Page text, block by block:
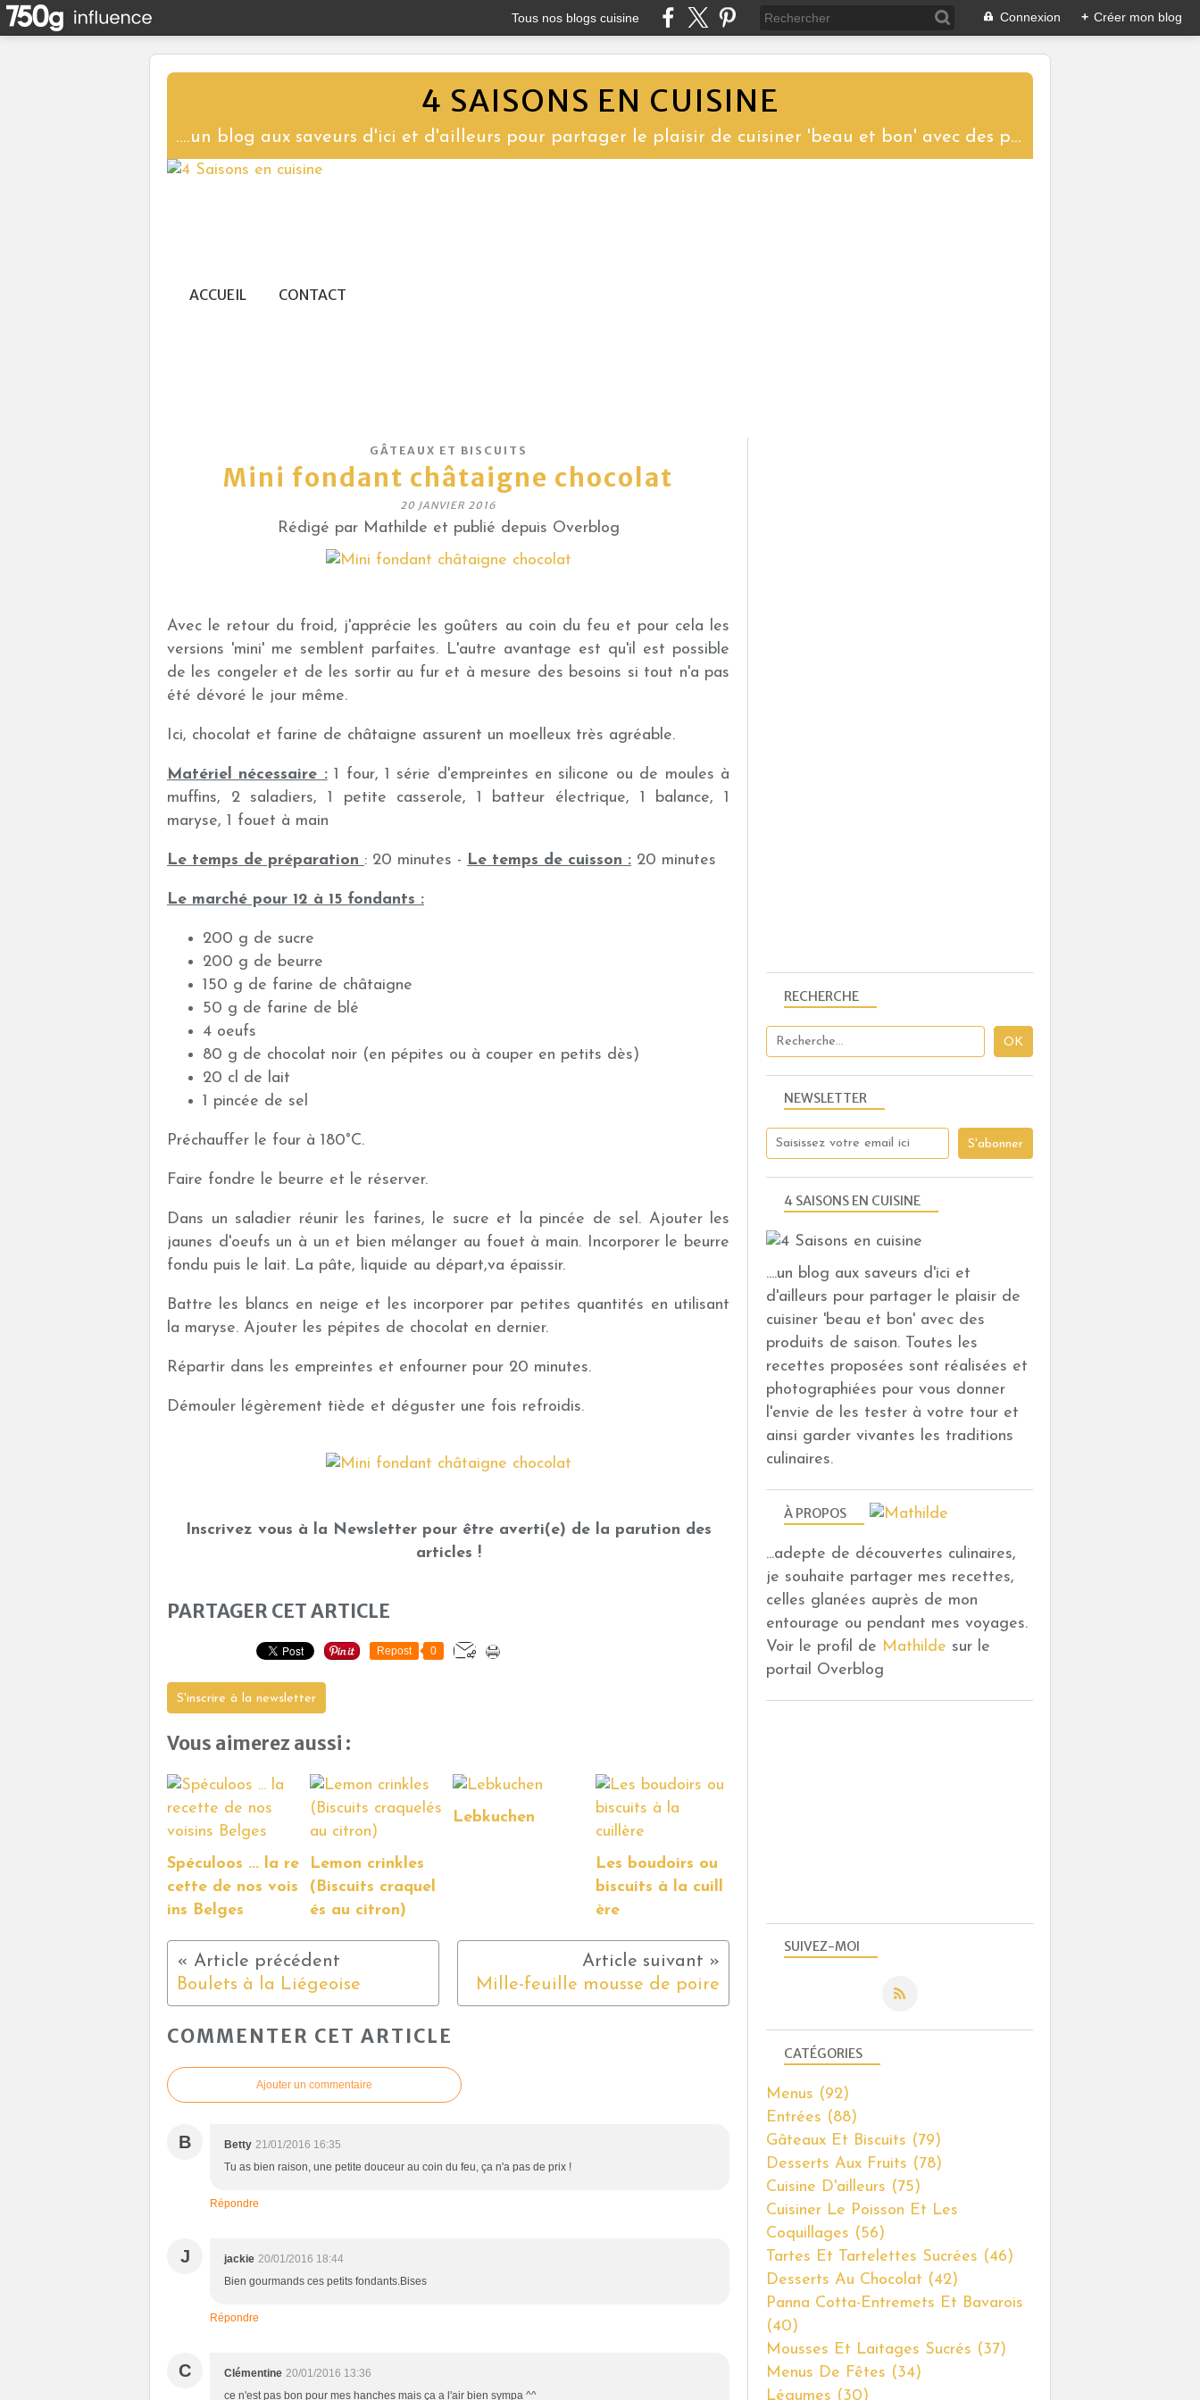
Tous nos blogs cuisine Connexion + Créer mon blog
4 SAISONS EN CUISINE
....un blog aux saveurs d'ici et d'ailleurs pour partager le plaisir de cuisiner 'beau et bon' avec des produits de saison. Toutes les recettes proposées sont réalisées et photographiées pour vous donner l'envie de les tester à votre tour et ainsi garder vivantes les traditions culinaires.
ACCUEIL CONTACT
GÂTEAUX ET BISCUITS
Mini fondant châtaigne chocolat
20 JANVIER 2016
Rédigé par Mathilde et publié depuis Overblog
Avec le retour du froid, j'apprécie les goûters au coin du feu et pour cela les
versions 'mini' me semblent parfaites. L'autre avantage est qu'il est possible
de les congeler et de les sortir au fur et à mesure des besoins si tout n'a pas
été dévoré le jour même.
Ici, chocolat et farine de châtaigne assurent un moelleux très agréable.
Matériel nécessaire :1 four, 1 série d'empreintes en silicone ou de moules à
muffins, 2 saladiers, 1 petite casserole, 1 batteur électrique, 1 balance, 1
maryse, 1 fouet à main
Le temps de préparation : 20 minutes - Le temps de cuisson : 20 minutes
Le marché pour 12 à 15 fondants :
200 g de sucre
200 g de beurre
150 g de farine de châtaigne
50 g de farine de blé
4 oeufs
80 g de chocolat noir (en pépites ou à couper en petits dès)
20 cl de lait
1 pincée de sel
Préchauffer le four à 180°C.
Faire fondre le beurre et le réserver.
Dans un saladier réunir les farines, le sucre et la pincée de sel. Ajouter les
jaunes d'oeufs un à un et bien mélanger au fouet à main. Incorporer le beurre
fondu puis le lait. La pâte, liquide au départ,va épaissir.
Battre les blancs en neige et les incorporer par petites quantités en utilisant
la maryse. Ajouter les pépites de chocolat en dernier.
Répartir dans les empreintes et enfourner pour 20 minutes.
Démouler légèrement tiède et déguster une fois refroidis.
Inscrivez vous à la Newsletter pour être averti(e) de la parution des
articles !
PARTAGER CET ARTICLE
Repost 0
S'inscrire à la newsletter
Vous aimerez aussi :
Spéculoos ... la re
cette de nos vois
ins Belges
Lemon crinkles
(Biscuits craquel
és au citron)
Lebkuchen
Les boudoirs ou
biscuits à la cuill
ère
Boulets à la Liégeoise Mille-feuille mousse de poire
COMMENTER CET ARTICLE
Ajouter un commentaire
B Betty 21/01/2016 16:35
Tu as bien raison, une petite douceur au coin du feu, ça n'a pas de prix !
Répondre
J jackie 20/01/2016 18:44
Bien gourmands ces petits fondants.Bises
Répondre
C Clémentine 20/01/2016 13:36
ce n'est pas bon pour mes hanches mais ça a l'air bien sympa ^^
NEWSLETTER
SUIVEZ-MOI
RECHERCHE
4 SAISONS EN CUISINE
....un blog aux saveurs d'ici et
d'ailleurs pour partager le plaisir de
cuisiner 'beau et bon' avec des
produits de saison. Toutes les
recettes proposées sont réalisées et
photographiées pour vous donner
l'envie de les tester à votre tour et
ainsi garder vivantes les traditions
culinaires.
À PROPOS
...adepte de découvertes culinaires,
je souhaite partager mes recettes,
celles glanées auprès de mon
entourage ou pendant mes voyages.
Voir le profil de Mathilde sur le
portail Overblog
CATÉGORIES
Menus (92)
Entrées (88)
Gâteaux Et Biscuits (79)
Desserts Aux Fruits (78)
Cuisine D'ailleurs (75)
Cuisiner Le Poisson Et Les
Coquillages (56)
Tartes Et Tartelettes Sucrées (46)
Desserts Au Chocolat (42)
Panna Cotta-Entremets Et Bavarois
(40)
Mousses Et Laitages Sucrés (37)
Menus De Fêtes (34)
Légumes (30)